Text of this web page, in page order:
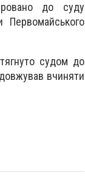
до суду
Первомайського
судом до
вчиняти